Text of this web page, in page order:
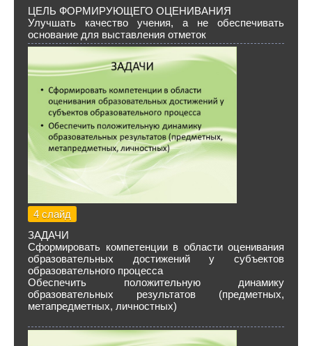
ЦЕЛЬ ФОРМИРУЮЩЕГО ОЦЕНИВАНИЯ
Улучшать качество учения, а не обеспечивать
основание для выставления отметок
4 слайд
ЗАДАЧИ
Сформировать компетенции в области оценивания
образовательных достижений у субъектов
образовательного процесса
Обеспечить положительную динамику
образовательных результатов (предметных,
метапредметных, личностных)